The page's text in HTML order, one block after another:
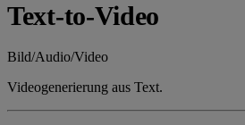
Text-to-Video
Bild/Audio/Video
Videogenerierung aus Text.